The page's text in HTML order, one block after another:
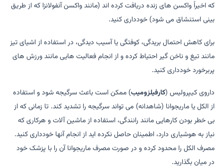
که اخیراً واکسن های زنده دریافت کرده اند (مانند واکسن آنفولانزا که از طریق
بینی استنشاق می شود) خودداری کنید.
برای کاهش احتمال بریدگی، کوفتگی یا آسیب دیدگی، در استفاده از اشیای تیز
مانند تیغ و ناخن گیر احتیاط کرده و از انجام فعالیت هایی مانند ورزش های
پربرخورد خودداری کنید.
داروی کیپرولیس (کارفیلزومیب) ممکن است باعث سرگیجه شود و استفاده
از الکل یا ماریجوانا (شاهدانه) می تواند سرگیجه را تشدید کند. تا زمانی که از
بی خطر بودن کارهایی مانند رانندگی، استفاده از ماشین آلات و هرکاری که
نیاز به هوشیاری دارد، اطمینان حاصل نکرده اید از انجام آنها خودداری کنید.
مصرف الکل را محدود کرده و در صورت مصرف ماریجوانا آن را با پزشک خود
در میان بگذارید.